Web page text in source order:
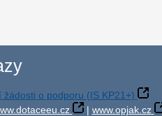
žádosti o podporu (IS KP21+)
| www.opjak.cz